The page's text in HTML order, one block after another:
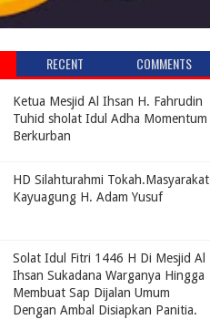
RECENT COMMENTS
Ketua Mesjid Al Ihsan H. Fahrudin
Tuhid sholat Idul Adha Momentum
Berkurban
HD Silahturahmi Tokah.Masyarakat
Kayuagung H. Adam Yusuf
Solat Idul Fitri 1446 H Di Mesjid Al
Ihsan Sukadana Warganya Hingga
Membuat Sap Dijalan Umum
Dengan Ambal Disiapkan Panitia.